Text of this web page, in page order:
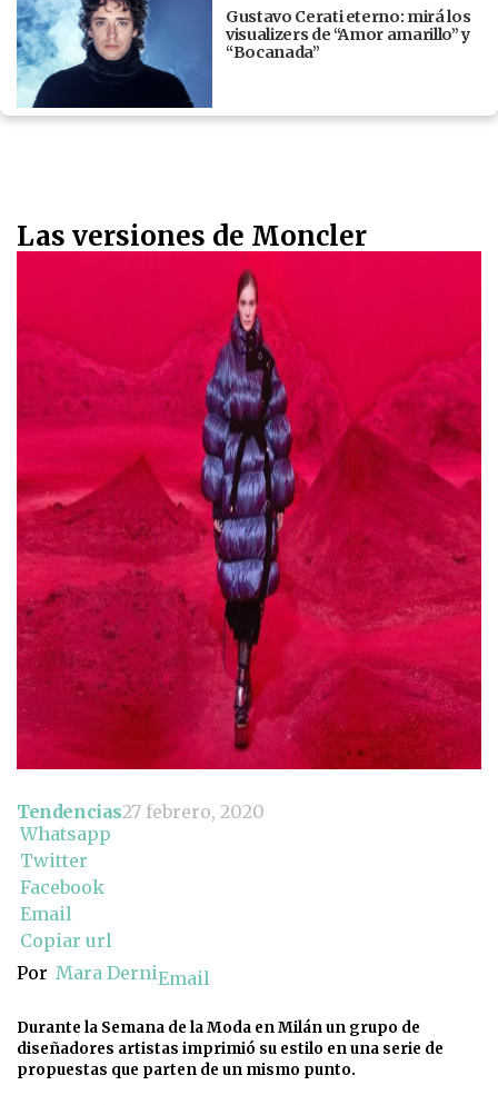
Gustavo Cerati eterno: mirá los
visualizers de “Amor amarillo” y
“Bocanada”
Las versiones de Moncler
Tendencias27 febrero, 2020
Whatsapp
Twitter
Facebook
Email
Copiar url
Por Mara DerniEmail
Durante la Semana de la Moda en Milán un grupo de
diseñadores artistas imprimió su estilo en una serie de
propuestas que parten de un mismo punto.